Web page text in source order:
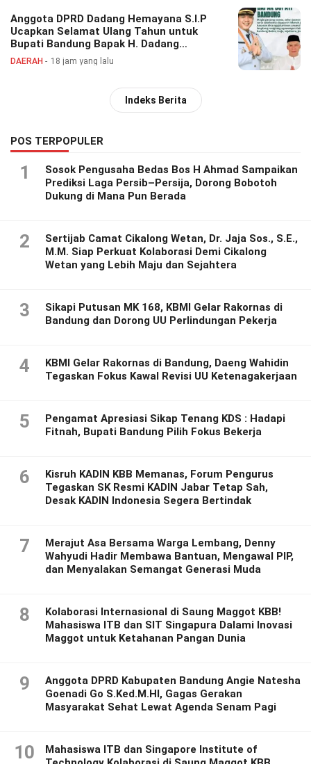
Anggota DPRD Dadang Hemayana S.I.P
Ucapkan Selamat Ulang Tahun untuk
Bupati Bandung Bapak H. Dadang
Supriatna
DAERAH 18 jam yang lalu
Indeks Berita
POS TERPOPULER
1
Sosok Pengusaha Bedas Bos H Ahmad Sampaikan
Prediksi Laga Persib–Persija, Dorong Bobotoh
Dukung di Mana Pun Berada
2
Sertijab Camat Cikalong Wetan, Dr. Jaja Sos., S.E.,
M.M. Siap Perkuat Kolaborasi Demi Cikalong
Wetan yang Lebih Maju dan Sejahtera
3
Sikapi Putusan MK 168, KBMI Gelar Rakornas di
Bandung dan Dorong UU Perlindungan Pekerja
4
KBMI Gelar Rakornas di Bandung, Daeng Wahidin
Tegaskan Fokus Kawal Revisi UU Ketenagakerjaan
5
Pengamat Apresiasi Sikap Tenang KDS : Hadapi
Fitnah, Bupati Bandung Pilih Fokus Bekerja
6
Kisruh KADIN KBB Memanas, Forum Pengurus
Tegaskan SK Resmi KADIN Jabar Tetap Sah,
Desak KADIN Indonesia Segera Bertindak
7
Merajut Asa Bersama Warga Lembang, Denny
Wahyudi Hadir Membawa Bantuan, Mengawal PIP,
dan Menyalakan Semangat Generasi Muda
8
Kolaborasi Internasional di Saung Maggot KBB!
Mahasiswa ITB dan SIT Singapura Dalami Inovasi
Maggot untuk Ketahanan Pangan Dunia
9
Anggota DPRD Kabupaten Bandung Angie Natesha
Goenadi Go S.Ked.M.HI, Gagas Gerakan
Masyarakat Sehat Lewat Agenda Senam Pagi
10
Mahasiswa ITB dan Singapore Institute of